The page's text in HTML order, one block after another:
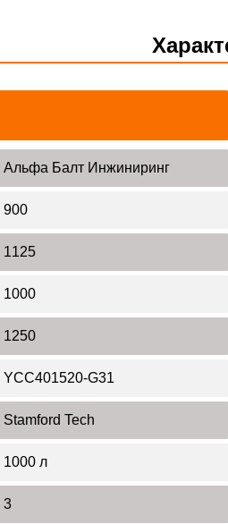
Альфа Балт Инжиниринг
900
1125
1000
1250
YCC401520-G31
Stamford Tech
1000 л
3